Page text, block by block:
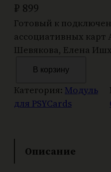
₽ 899
Готовый к
ассоциативных карт
Шевякова, Елена
л
и
В корзину
Категория: Модуль
для PSYCards
Описание